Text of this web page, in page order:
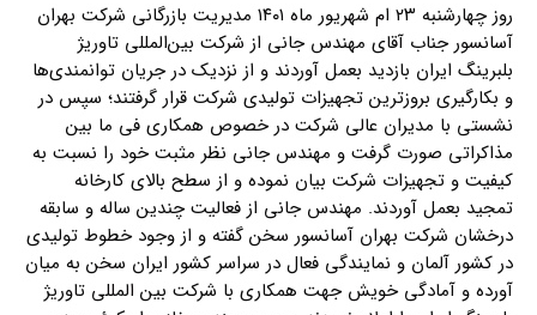
روز چهارشنبه ۲۳ ام شهریور ماه ۱۴۰۱ مدیریت بازرگانی شرکت بهران
آسانسور جناب آقای مهندس جانی از شرکت بین‌المللی تاوریژ
بلبرینگ ایران بازدید بعمل آوردند و از نزدیک در جریان توانمندی‌ها
و بکارگیری بروزترین تجهیزات تولیدی شرکت قرار گرفتند؛ سپس در
نشستی با مدیران عالی شرکت در خصوص همکاری فی ما بین
مذاکراتی صورت گرفت و مهندس جانی نظر مثبت خود را نسبت به
کیفیت و تجهیزات شرکت بیان نموده و از سطح بالای کارخانه
تمجید بعمل آوردند. مهندس جانی از فعالیت چندین ساله و سابقه
درخشان شرکت بهران آسانسور سخن گفته و از وجود خطوط تولیدی
در کشور آلمان و نمایندگی فعال در سراسر کشور ایران سخن به میان
آورده و آمادگی خویش جهت همکاری با شرکت بین المللی تاوریژ